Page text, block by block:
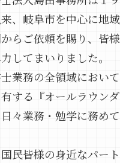
、岐阜市を中心に地
らご依頼を賜り、皆
してまいりました。
業務の全領域におい
する『オールラウン
々業務・勉学に務め
民皆様の身近なパー